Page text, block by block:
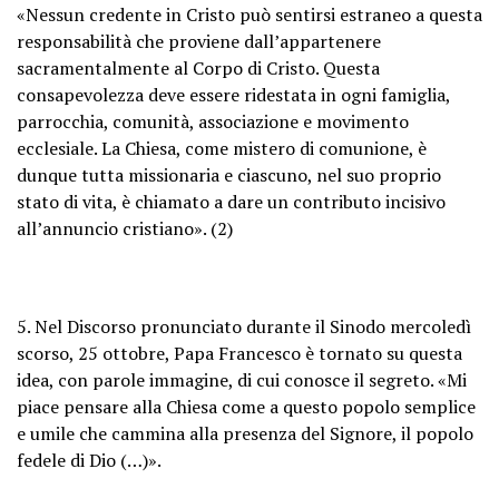
«Nessun credente in Cristo può sentirsi estraneo a questa
responsabilità che proviene dall’appartenere
sacramentalmente al Corpo di Cristo. Questa
consapevolezza deve essere ridestata in ogni famiglia,
parrocchia, comunità, associazione e movimento
ecclesiale. La Chiesa, come mistero di comunione, è
dunque tutta missionaria e ciascuno, nel suo proprio
stato di vita, è chiamato a dare un contributo incisivo
all’annuncio cristiano». (2)
5. Nel Discorso pronunciato durante il Sinodo mercoledì
scorso, 25 ottobre, Papa Francesco è tornato su questa
idea, con parole immagine, di cui conosce il segreto. «Mi
piace pensare alla Chiesa come a questo popolo semplice
e umile che cammina alla presenza del Signore, il popolo
fedele di Dio (…)».